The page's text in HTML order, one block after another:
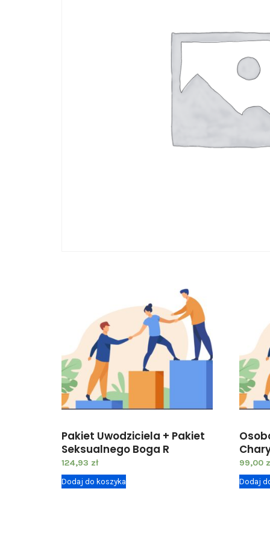
Pakiet Uwodziciela + Pakiet
Seksualnego Boga R
124,93 zł
Dodaj do koszyka
99,00
Dodaj